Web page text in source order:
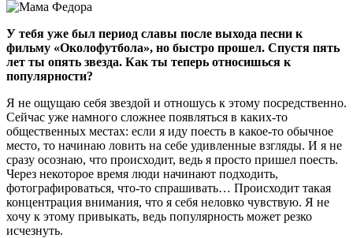
У тебя уже был период славы после выхода песни к
фильму «Околофутбола», но быстро прошел. Спустя пять
лет ты опять звезда. Как ты теперь относишься к
популярности?
Я не ощущаю себя звездой и отношусь к этому посредственно.
Сейчас уже намного сложнее появляться в каких-то
общественных местах: если я иду поесть в какое-то обычное
место, то начинаю ловить на себе удивленные взгляды. И я не
сразу осознаю, что происходит, ведь я просто пришел поесть.
Через некоторое время люди начинают подходить,
фотографироваться, что-то спрашивать… Происходит такая
концентрация внимания, что я себя неловко чувствую. Я не
хочу к этому привыкать, ведь популярность может резко
исчезнуть.